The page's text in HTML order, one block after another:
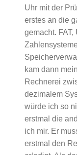
Uhr mit der
erstes an die
gemacht.
kam dann
Rechnerei
dezimalem
würde ich so
erstmal die
ich mir. Er
erstmal den